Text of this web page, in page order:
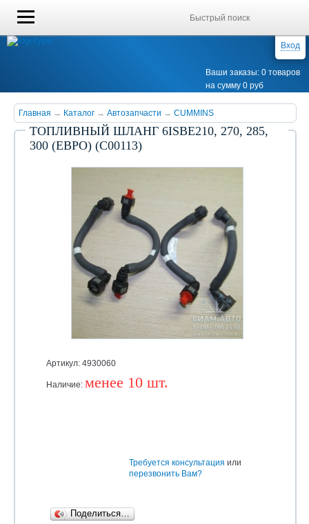
Вход
Ваши заказы: 0 товаров
на сумму 0 руб
Главная → Каталог → Автозапчасти → CUMMINS
ТОПЛИВНЫЙ ШЛАНГ 6ISBE210, 270, 285,
300 (ЕВРО) (С00113)
Артикул: 4930060
Наличие: менее 10 шт.
Поделиться…
Требуется консультация или
перезвонить Вам?